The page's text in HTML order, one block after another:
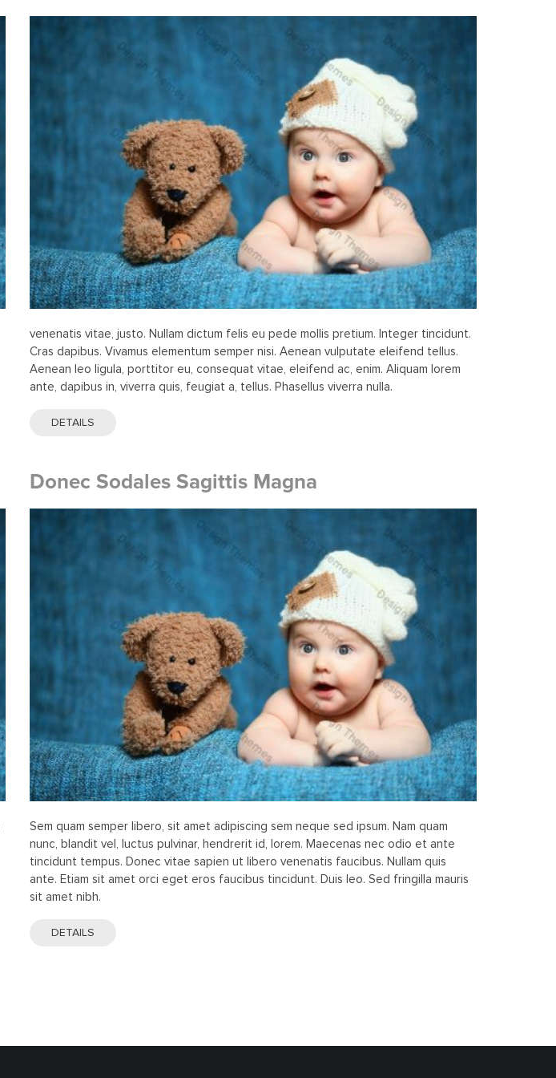
venenatis vitae, justo. Nullam dictum felis eu pede mollis pretium. Integer tincidunt.
Cras dapibus. Vivamus elementum semper nisi. Aenean vulputate eleifend tellus.
Aenean leo ligula, porttitor eu, consequat vitae, eleifend ac, enim. Aliquam lorem
ante, dapibus in, viverra quis, feugiat a, tellus. Phasellus viverra nulla.
DETAILS
Donec Sodales Sagittis Magna
Sem quam semper libero, sit amet adipiscing sem neque sed ipsum. Nam quam
nunc, blandit vel, luctus pulvinar, hendrerit id, lorem. Maecenas nec odio et ante
tincidunt tempus. Donec vitae sapien ut libero venenatis faucibus. Nullam quis
ante. Etiam sit amet orci eget eros faucibus tincidunt. Duis leo. Sed fringilla mauris
sit amet nibh.
DETAILS